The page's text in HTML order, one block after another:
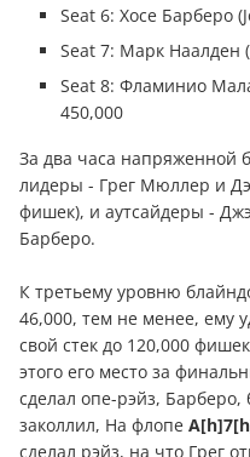
Seat 6: Хосе Барберо
Seat 7: Марк Наалден
Seat 8: Фламинио
450,000
За два часа напряженной
лидеры - Грег Мюллер и
фишек), и аутсайдеры -
Барберо.
К третьему уровню
46,000, тем не менее, ему
свой стек до 120,000
этого его место за
сделал опе-рэйз,
заколлил, На флопе
сделал рэйз, на что Грег